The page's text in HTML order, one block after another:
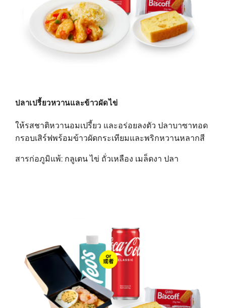
ปลาเปรี้ยวหวานและข้าวผัดไข่
ให้รสชาติหวานอมเปรี้ยว และอร่อยลงตัว ปลาบาซาทอด
กรอบเสิร์ฟพร้อมข้าวผัดกระเทียมและพริกหวานหลากสี
สารก่อภูมิแพ้: กลูเตน ไข่ ถั่วเหลือง เมล็ดงา ปลา